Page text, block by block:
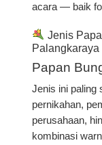
acara — baik
Jenis
Palangkaraya
Papan
Jenis ini paling
pernikahan,
perusahaan,
kombinasi